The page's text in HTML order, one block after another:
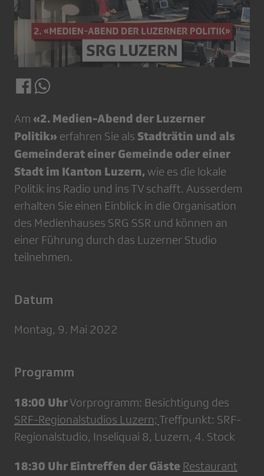
Am «2. Medien-Abend der Luzerner
Politik» erfahren Sie als Stadträtin und als
Gemeinderat einer Gemeinde oder einer
Stadt im Kanton Luzern,wie es die lokale
Politik ins Radio und ins TV schafft. Ausserdem
erhalten Sie einen Einblick in die Organisation
des Medienhauses SRG SSR und können an
einer Führung durch das Luzerner Studio
teilnehmen.
Datum
Montag, 9. Mai 2022
Programm
18:00 UhrVorprogramm: Besichtigung des
SRF-Regionalstudios Luzern; Treffpunkt: SRF-
Regionalstudio, Inseliquai 8, Luzern, 4. Stock
18:30 Uhr Eintreffen der Gäste Restaurant